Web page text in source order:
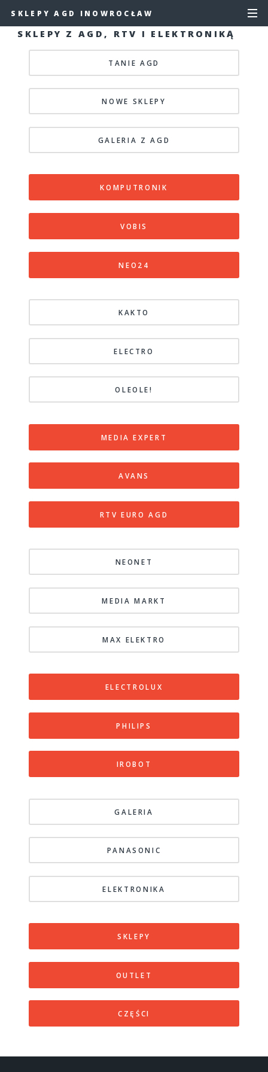
SKLEPY AGD INOWROCŁAW
SKLEPY Z AGD, RTV I ELEKTRONIKĄ
TANIE AGD
NOWE SKLEPY
GALERIA Z AGD
KOMPUTRONIK
VOBIS
NEO24
KAKTO
ELECTRO
OLEOLE!
MEDIA EXPERT
AVANS
RTV EURO AGD
NEONET
MEDIA MARKT
MAX ELEKTRO
ELECTROLUX
PHILIPS
IROBOT
GALERIA
PANASONIC
ELEKTRONIKA
SKLEPY
OUTLET
CZĘŚCI